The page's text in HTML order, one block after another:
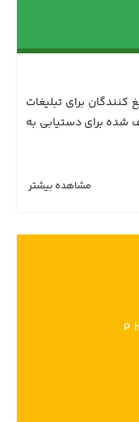
برای تبلیغات
شده برای دستیابی به
مشاهده بیشتر